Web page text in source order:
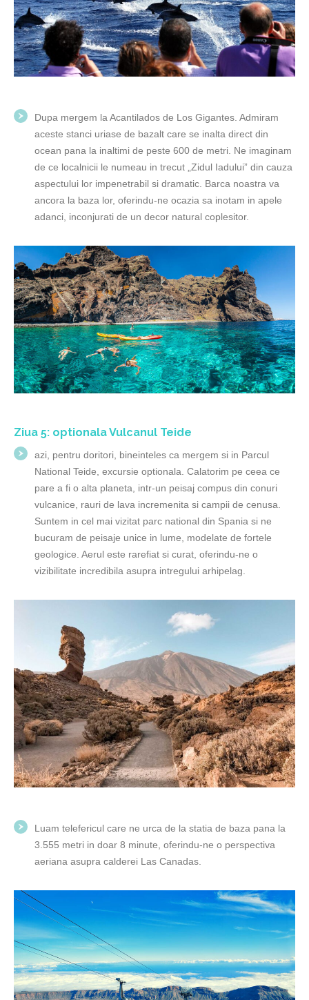
Dupa mergem la Acantilados de Los Gigantes. Admiram
aceste stanci uriase de bazalt care se inalta direct din
ocean pana la inaltimi de peste 600 de metri. Ne imaginam
de ce localnicii le numeau in trecut „Zidul Iadului” din cauza
aspectului lor impenetrabil si dramatic. Barca noastra va
ancora la baza lor, oferindu-ne ocazia sa inotam in apele
adanci, inconjurati de un decor natural coplesitor.
Ziua 5: optionala Vulcanul Teide
azi, pentru doritori, bineinteles ca mergem si in Parcul
National Teide, excursie optionala. Calatorim pe ceea ce
pare a fi o alta planeta, intr-un peisaj compus din conuri
vulcanice, rauri de lava incremenita si campii de cenusa.
Suntem in cel mai vizitat parc national din Spania si ne
bucuram de peisaje unice in lume, modelate de fortele
geologice. Aerul este rarefiat si curat, oferindu-ne o
vizibilitate incredibila asupra intregului arhipelag.
Luam telefericul care ne urca de la statia de baza pana la
3.555 metri in doar 8 minute, oferindu-ne o perspectiva
aeriana asupra calderei Las Canadas.